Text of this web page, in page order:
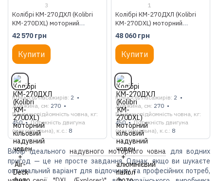
3
Колібрі КМ-270ДХЛ (Kolibri
KM-270DXL) моторний
кільовий надувний човен + Air-
Deck
42 570 грн
Купити
Кількість пасажирів 2
Довжина, см 270
Вантажопідйомність човна, кг
450
Потужність двигуна
(максимальна), к.с.
8
1
Колібрі КМ-270ДХЛ (Kolibri
KM-270DXL) моторний
кільовий надувний човен +
алюмінієвий пайол
48 060 грн
Купити
Кількість пасажирів 2
Довжина, см 270
Вантажопідйомність човна, кг
450
Потужність двигуна
(максимальна), к.с.
8
Вибір ідеального надувного моторного човна
для водних
пригод — це не просте завдання. Однак, якщо ви шукаєте
оптимальний варіант для відпочинку та професійних потреб,